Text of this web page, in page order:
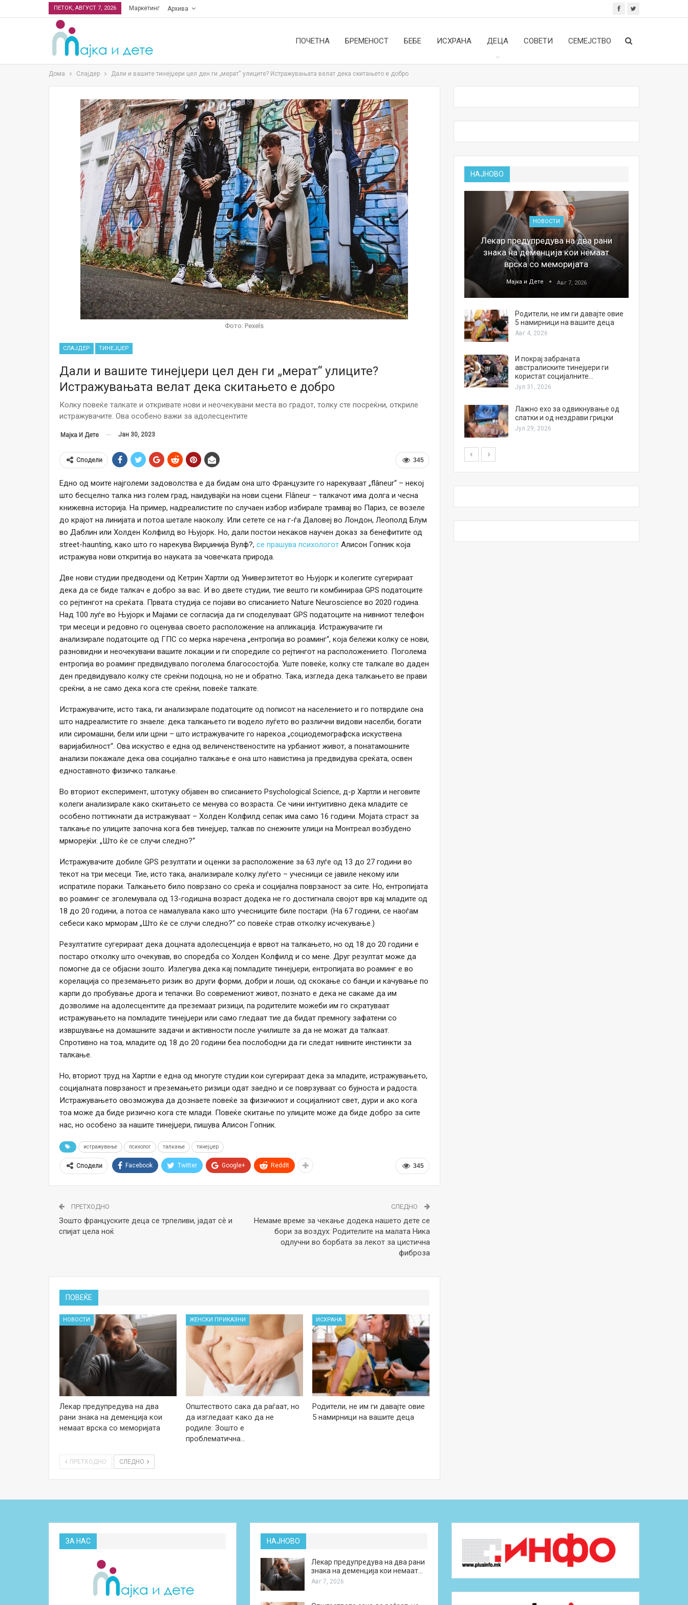
ПЕТОК, АВГУСТ 7, 2026 Маркетинг Архива
ПОЧЕТНА БРЕМЕНОСТ БЕБЕ ИСХРАНА ДЕЦА СОВЕТИ СЕМЕЈСТВО
Дома Слајдер Дали и вашите тинејџери цел ден ги „мерат“ улиците? Истражувањата велат дека скитањето е добро
Фото: Pexels
СЛАЈДЕР ТИНЕЈЏЕР
Дали и вашите тинејџери цел ден ги „мерат“ улиците?
Истражувањата велат дека скитањето е добро
Колку повеќе талкате и откривате нови и неочекувани места во градот, толку сте посреќни, откриле
истражувачите. Ова особено важи за адолесцентите
Мајка И Дете Јан 30, 2023
345
Сподели
Едно од моите најголеми задоволства е да бидам она што Французите го нарекуваат „flâneur“ – некој
што бесцелно талка низ голем град, наидувајќи на нови сцени. Flâneur – талкачот има долга и чесна
книжевна историја. На пример, надреалистите по случаен избор избирале трамвај во Париз, се возеле
до крајот на линијата и потоа шетале наоколу. Или сетете се на г-ѓа Даловеј во Лондон, Леополд Блум
во Даблин или Холден Колфилд во Њујорк. Но, дали постои некаков научен доказ за бенефитите од
street-haunting, како што го нарекува Вирџинија Вулф?, се прашува психологот Алисон Гопник која
истражува нови откритија во науката за човечката природа.
Две нови студии предводени од Кетрин Хартли од Универзитетот во Њујорк и колегите сугерираат
дека да се биде талкач е добро за вас. И во двете студии, тие вешто ги комбинираа GPS податоците
со рејтингот на среќата. Првата студија се појави во списанието Nature Neuroscience во 2020 година.
Над 100 луѓе во Њујорк и Мајами се согласија да ги споделуваат GPS податоците на нивниот телефон
три месеци и редовно го оценуваа своето расположение на апликација. Истражувачите ги
анализирале податоците од ГПС со мерка наречена „ентропија во роаминг“, која бележи колку се нови,
разновидни и неочекувани вашите локации и ги споредиле со рејтингот на расположението. Поголема
ентропија во роаминг предвидувало поголема благосостојба. Уште повеќе, колку сте талкале во даден
ден предвидувало колку сте среќни подоцна, но не и обратно. Така, изгледа дека талкањето ве прави
среќни, а не само дека кога сте среќни, повеќе талкате.
Истражувачите, исто така, ги анализирале податоците од пописот на населението и го потврдиле она
што надреалистите го знаеле: дека талкањето ги водело луѓето во различни видови населби, богати
или сиромашни, бели или црни – што истражувачите го нарекоа „социодемографска искуствена
варијабилност“. Ова искуство е една од величенственостите на урбаниот живот, а понатамошните
анализи покажале дека ова социјално талкање е она што навистина ја предвидува среќата, освен
едноставното физичко талкање.
Во вториот експеримент, штотуку објавен во списанието Psychological Science, д-р Хартли и неговите
колеги анализирале како скитањето се менува со возраста. Се чини интуитивно дека младите се
особено поттикнати да истражуваат – Холден Колфилд сепак има само 16 години. Мојата страст за
талкање по улиците започна кога бев тинејџер, талкав по снежните улици на Монтреал возбудено
мрморејќи: „Што ќе се случи следно?“
Истражувачите добиле GPS резултати и оценки за расположение за 63 луѓе од 13 до 27 години во
текот на три месеци. Тие, исто така, анализирале колку луѓето – учесници се јавиле некому или
испратиле пораки. Талкањето било поврзано со среќа и социјална поврзаност за сите. Но, ентропијата
во роаминг се зголемувала од 13-годишна возраст додека не го достигнала својот врв кај младите од
18 до 20 години, а потоа се намалувала како што учесниците биле постари. (На 67 години, се наоѓам
себеси како мрморам „Што ќе се случи следно?“ со повеќе страв отколку исчекување.)
Резултатите сугерираат дека доцната адолесценција е врвот на талкањето, но од 18 до 20 години е
постаро отколку што очекував, во споредба со Холден Колфилд и со мене. Друг резултат може да
помогне да се објасни зошто. Излегува дека кај помладите тинејџери, ентропијата во роаминг е во
корелација со преземањето ризик во други форми, добри и лоши, од скокање со банџи и качување по
карпи до пробување дрога и тепачки. Во современиот живот, познато е дека не сакаме да им
дозволиме на адолесцентите да преземаат ризици, па родителите можеби им го скратуваат
истражувањето на помладите тинејџери или само гледаат тие да бидат премногу зафатени со
извршување на домашните задачи и активности после училиште за да не можат да талкаат.
Спротивно на тоа, младите од 18 до 20 години беа послободни да ги следат нивните инстинкти за
талкање.
Но, вториот труд на Хартли е една од многуте студии кои сугерираат дека за младите, истражувањето,
социјалната поврзаност и преземањето ризици одат заедно и се поврзуваат со бујноста и радоста.
Истражувањето овозможува да дознаете повеќе за физичкиот и социјалниот свет, дури и ако кога
тоа може да биде ризично кога сте млади. Повеќе скитање по улиците може да биде добро за сите
нас, но особено за нашите тинејџери, пишува Алисон Гопник.
истражување психолог талкање тинејџер
345
Сподели Facebook Twitter Google+ ReddIt
ПРЕТХОДНО
Зошто француските деца се трпеливи, јадат сѐ и
спијат цела ноќ
СЛЕДНО
Немаме време за чекање додека нашето дете се
бори за воздух: Родителите на малата Ника
одлучни во борбата за лекот за цистична
фиброза
ПОВЕЌЕ
НОВОСТИ
Лекар предупредува на два
рани знака на деменција кои
немаат врска со меморијата
ЖЕНСКИ ПРИКАЗНИ
Општеството сака да раѓаат, но
да изгледаат како да не
родиле: Зошто е
проблематична…
ИСХРАНА
Родители, не им ги давајте овие
5 намирници на вашите деца
ПРЕТХОДНО СЛЕДНО
НАЈНОВО
НОВОСТИ
Финците вложија милион евра во
кал, за посилен имунитет на децата
Мајка и Дете Јул 24, 2026
Малолетниците ќе бидат офлајн
открие ризикот од Алцхајмер
НОВОСТИ
Лекар предупредува на два рани
знака на деменција кои немаат
врска со меморијата
Мајка и Дете Авг 7, 2026
Родители, не им ги давајте овие
5 намирници на вашите деца
Авг 4, 2026
И покрај забраната
австралиските тинејџери ги
користат социјалните…
Јул 31, 2026
Лажно ехо за одвикнување од
слатки и од нездрави грицки
Јул 29, 2026
ЗА НАС НАЈНОВО
Лекар предупредува на два рани
знака на деменција кои немаат…
Авг 7, 2026